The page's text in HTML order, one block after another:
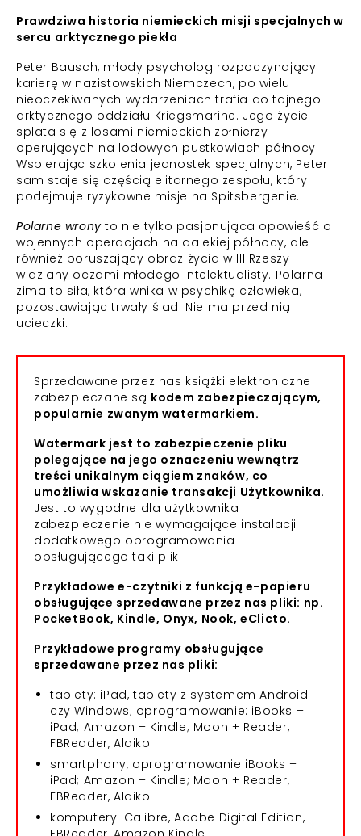
Prawdziwa historia niemieckich misji specjalnych w
sercu arktycznego piekła
Peter Bausch, młody psycholog rozpoczynający
karierę w nazistowskich Niemczech, po wielu
nieoczekiwanych wydarzeniach trafia do tajnego
arktycznego oddziału Kriegsmarine. Jego życie
splata się z losami niemieckich żołnierzy
operujących na lodowych pustkowiach północy.
Wspierając szkolenia jednostek specjalnych, Peter
sam staje się częścią elitarnego zespołu, który
podejmuje ryzykowne misje na Spitsbergenie.
Polarne wronyto nie tylko pasjonująca opowieść o
wojennych operacjach na dalekiej północy, ale
również poruszający obraz życia w III Rzeszy
widziany oczami młodego intelektualisty. Polarna
zima to siła, która wnika w psychikę człowieka,
pozostawiając trwały ślad. Nie ma przed nią
ucieczki.
Sprzedawane przez nas książki elektroniczne
zabezpieczane są kodem zabezpieczającym,
popularnie zwanym watermarkiem.
Watermark jest to zabezpieczenie pliku
polegające na jego oznaczeniu wewnątrz
treści unikalnym ciągiem znaków, co
umożliwia wskazanie transakcji Użytkownika.
Jest to wygodne dla użytkownika
zabezpieczenie nie wymagające instalacji
dodatkowego oprogramowania
obsługującego taki plik.
Przykładowe e-czytniki z funkcją e-papieru
obsługujące sprzedawane przez nas pliki: np.
PocketBook, Kindle, Onyx, Nook, eClicto.
Przykładowe programy obsługujące
sprzedawane przez nas pliki:
tablety: iPad, tablety z systemem Android
czy Windows; oprogramowanie: iBooks –
iPad; Amazon – Kindle; Moon + Reader,
FBReader, Aldiko
smartphony, oprogramowanie iBooks –
iPad; Amazon – Kindle; Moon + Reader,
FBReader, Aldiko
komputery: Calibre, Adobe Digital Edition,